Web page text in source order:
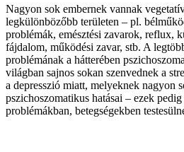
Nagyon sok embernek vannak
legkülönbözőbb területen – pl.
problémák, emésztési zavarok, reflux,
fájdalom, működési zavar, stb. A
problémának a hátterében
világban sajnos sokan szenvednek a
a depresszió miatt, melyeknek nagyon
pszichoszomatikus hatásai – ezek
problémákban, betegségekben